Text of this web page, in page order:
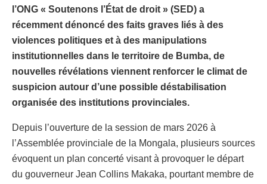
l’ONG « Soutenons l’État de droit » (SED) a
récemment dénoncé des faits graves liés à des
violences politiques et à des manipulations
institutionnelles dans le territoire de Bumba, de
nouvelles révélations viennent renforcer le climat de
suspicion autour d’une possible déstabilisation
organisée des institutions provinciales.
Depuis l’ouverture de la session de mars 2026 à
l’Assemblée provinciale de la Mongala, plusieurs sources
évoquent un plan concerté visant à provoquer le départ
du gouverneur Jean Collins Makaka, pourtant membre de